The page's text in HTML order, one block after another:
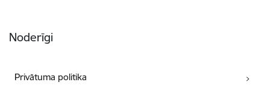
Noderīgi
Privātuma politika